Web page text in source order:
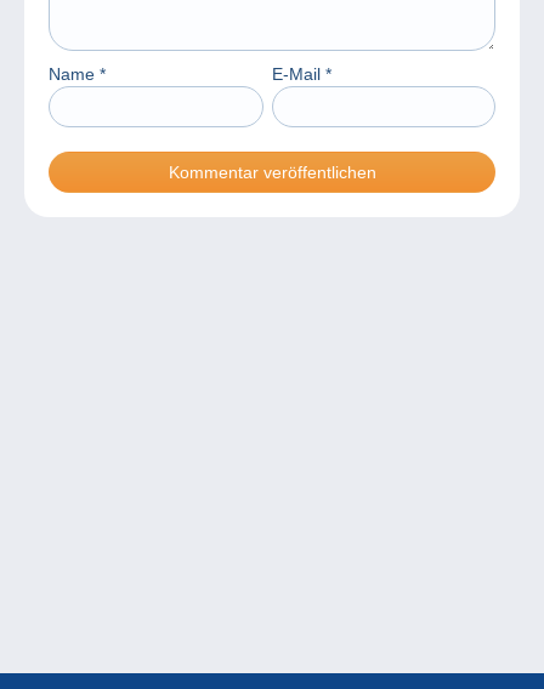
Name * E-Mail *